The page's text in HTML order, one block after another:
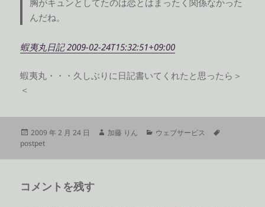
んだね。
蝦夷丸日記 2009-02-24T15:32:51+09:00
蝦夷丸・・・久しぶりに日記書いてくれたと思ったら＞
＜
投
稿
2009 年 2 月 24 日
作
加藤 りん
カ
ウェブサービス
postpet
コメントを残す